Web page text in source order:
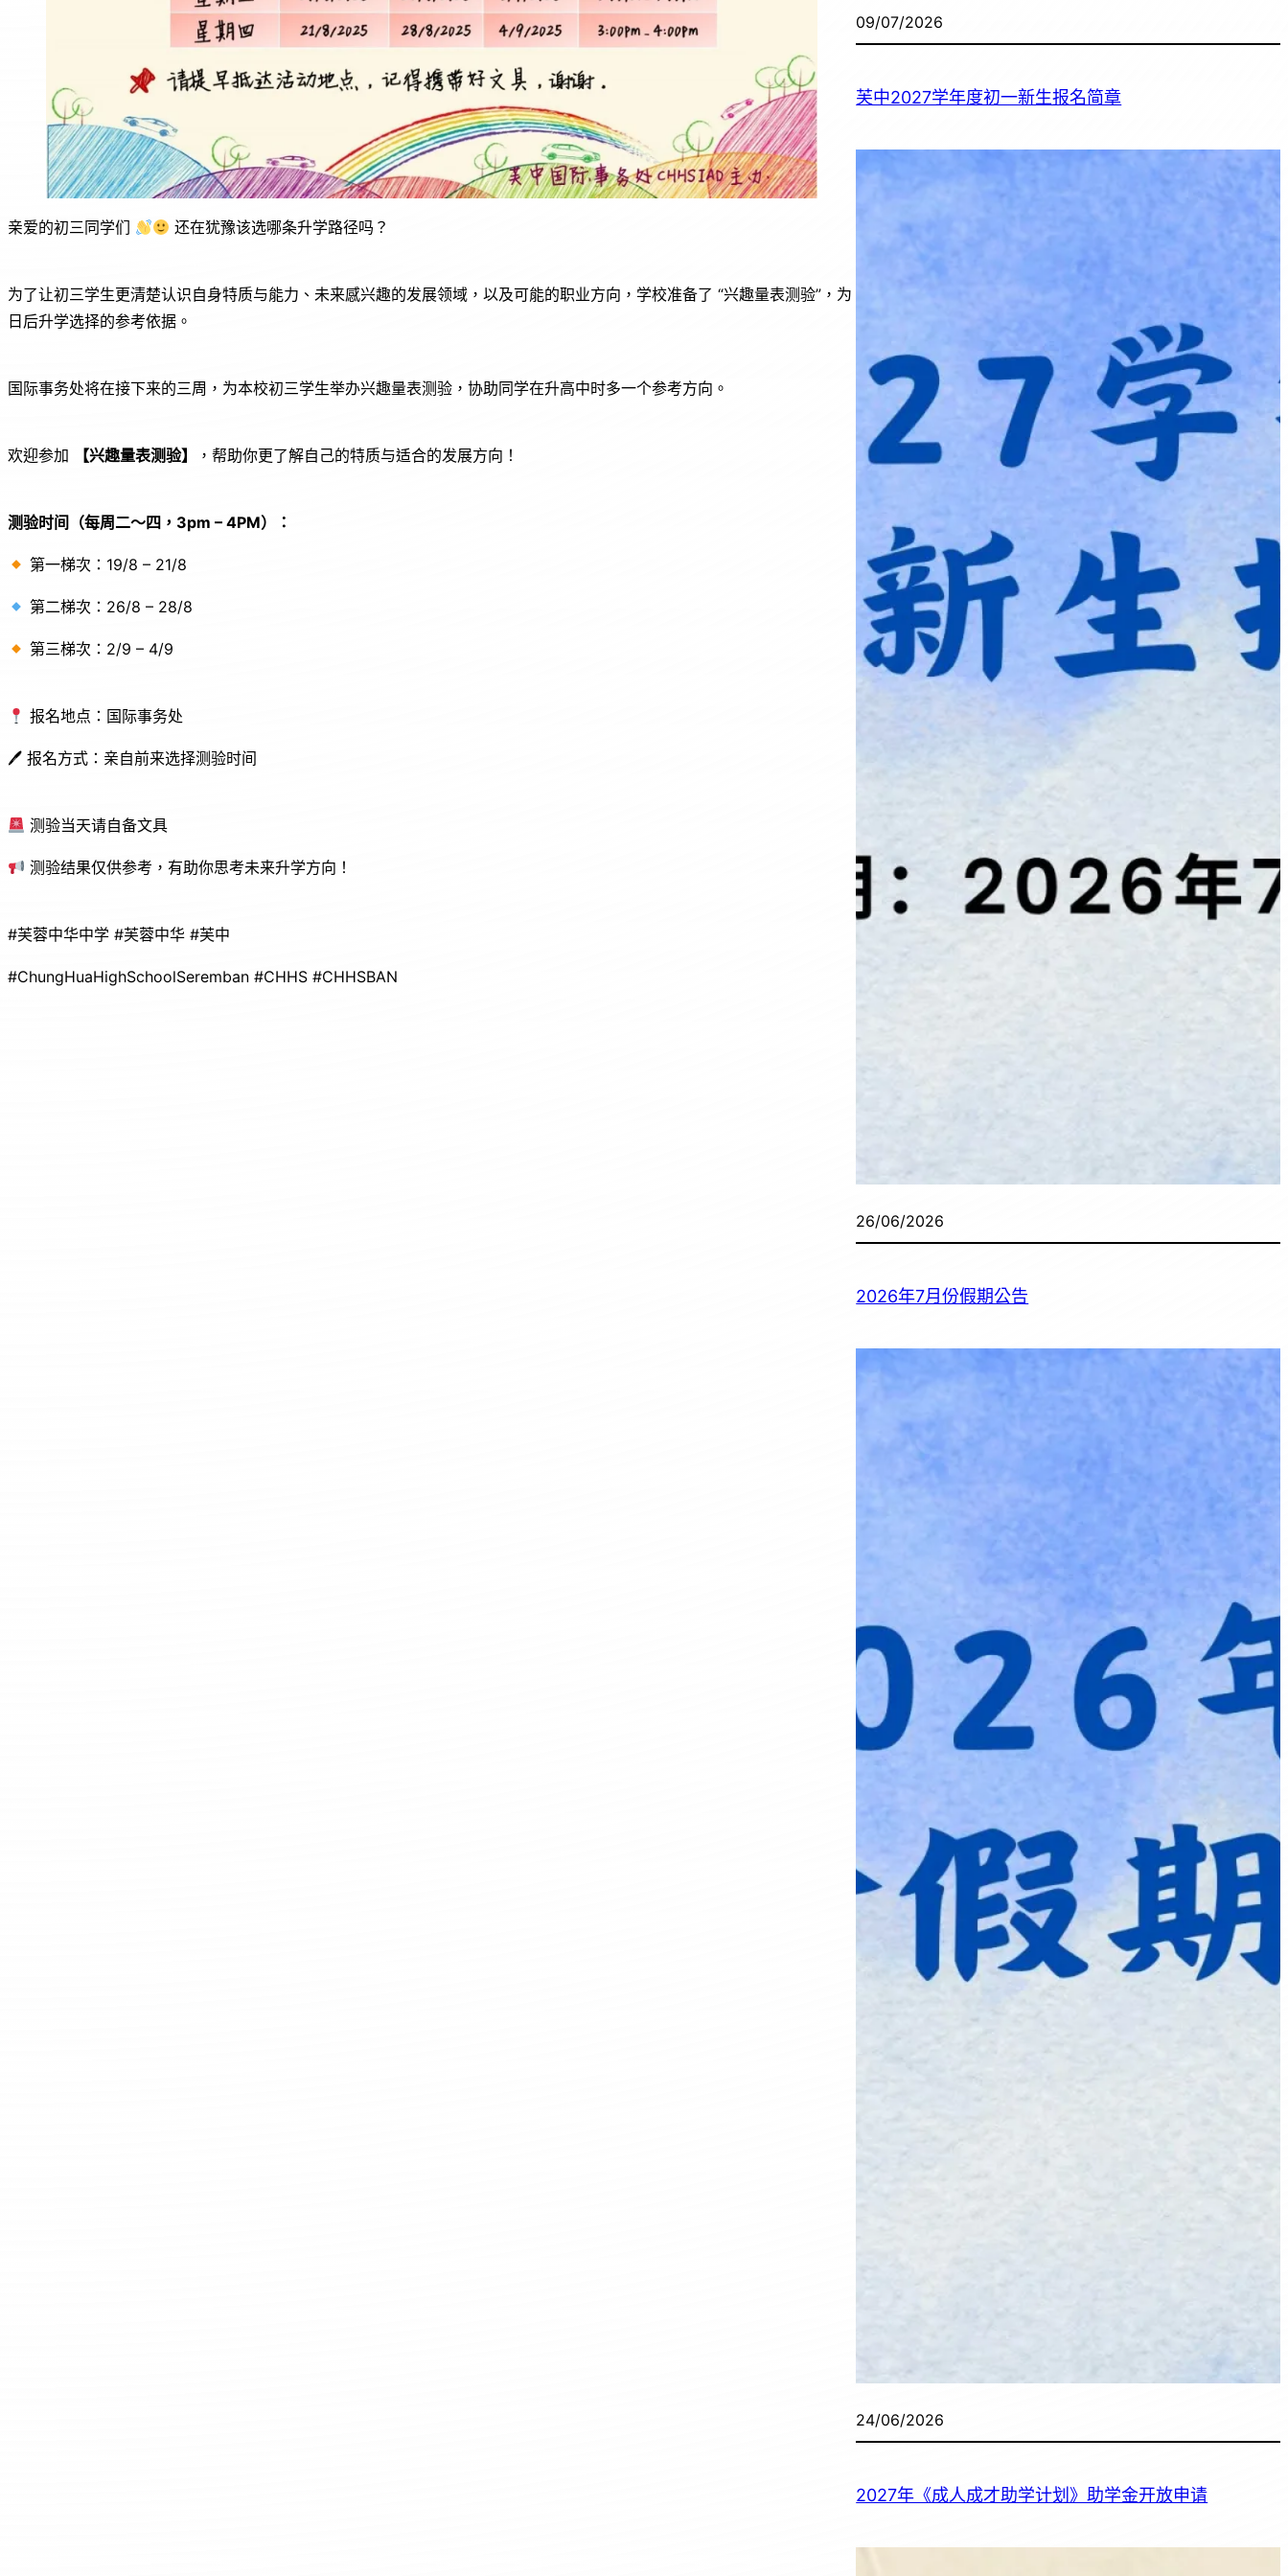
亲爱的初三同学们 还在犹豫该选哪条升学路径吗？
为了让初三学生更清楚认识自身特质与能力、未来感兴趣的发展领域，以及可能的职业方向，学校准备了 “兴趣量表测验”，为
日后升学选择的参考依据。
国际事务处将在接下来的三周，为本校初三学生举办兴趣量表测验，协助同学在升高中时多一个参考方向。
欢迎参加 【兴趣量表测验】 ，帮助你更了解自己的特质与适合的发展方向！
测验时间（每周二～四，3pm – 4PM）：
第一梯次：19/8 – 21/8
第二梯次：26/8 – 28/8
第三梯次：2/9 – 4/9
报名地点：国际事务处
🖊 报名方式：亲自前来选择测验时间
测验当天请自备文具
测验结果仅供参考，有助你思考未来升学方向！
#芙蓉中华中学 #芙蓉中华 #芙中
#ChungHuaHighSchoolSeremban #CHHS #CHHSBAN
09/07/2026
芙中2027学年度初一新生报名简章
26/06/2026
2026年7月份假期公告
24/06/2026
2027年《成人成才助学计划》助学金开放申请